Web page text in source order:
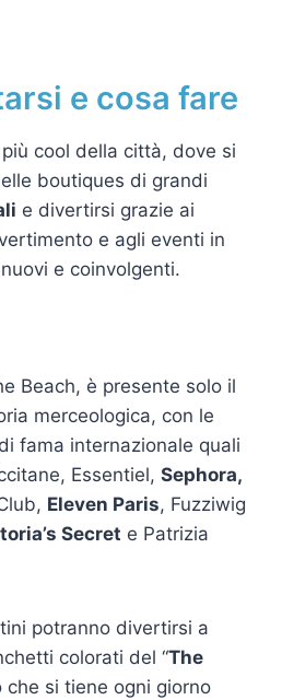
e cosa fare
cool della città, dove si
boutiques di grandi
e divertirsi grazie ai
e agli eventi in
e coinvolgenti.
Beach, è presente solo il
merceologica, con le
fama internazionale quali
Essentiel, Sephora,
Eleven Paris, Fuzziwig
Secret e Patrizia
potranno divertirsi a
colorati del “The
che si tiene ogni giorno